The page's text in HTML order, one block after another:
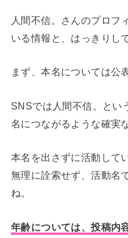
人間不信。さんのプロフ
いる情報と、はっきりし
まず、本名については公
SNSでは人間不信。とい
名につながるような確実
本名を出さずに活動して
無理に詮索せず、活動名
ね。
年齢については、投稿内